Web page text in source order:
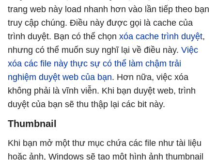
trang web này load nhanh hơn vào lần tiếp theo bạn
truy cập chúng. Điều này được gọi là cache của
trình duyệt. Bạn có thể chọn xóa cache trình duyệt,
nhưng có thể muốn suy nghĩ lại về điều này. Việc
xóa các file này thực sự có thể làm chậm trải
nghiệm duyệt web của bạn. Hơn nữa, việc xóa
không phải là vĩnh viễn. Khi bạn duyệt web, trình
duyệt của bạn sẽ thu thập lại các bit này.
Thumbnail
Khi bạn mở một thư mục chứa các file như tài liệu
hoặc ảnh, Windows sẽ tạo một hình ảnh thumbnail